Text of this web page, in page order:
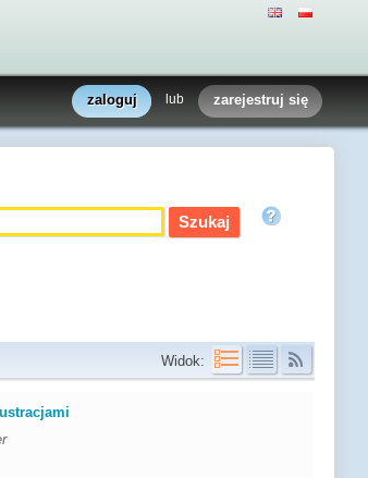
zaloguj lub zarejestruj się
Widok: